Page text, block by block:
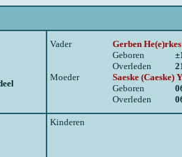
Vader
Gerben
Geboren
Overleden
Moeder
Saeske (Caeske)
Geboren
Overleden
Kinderen